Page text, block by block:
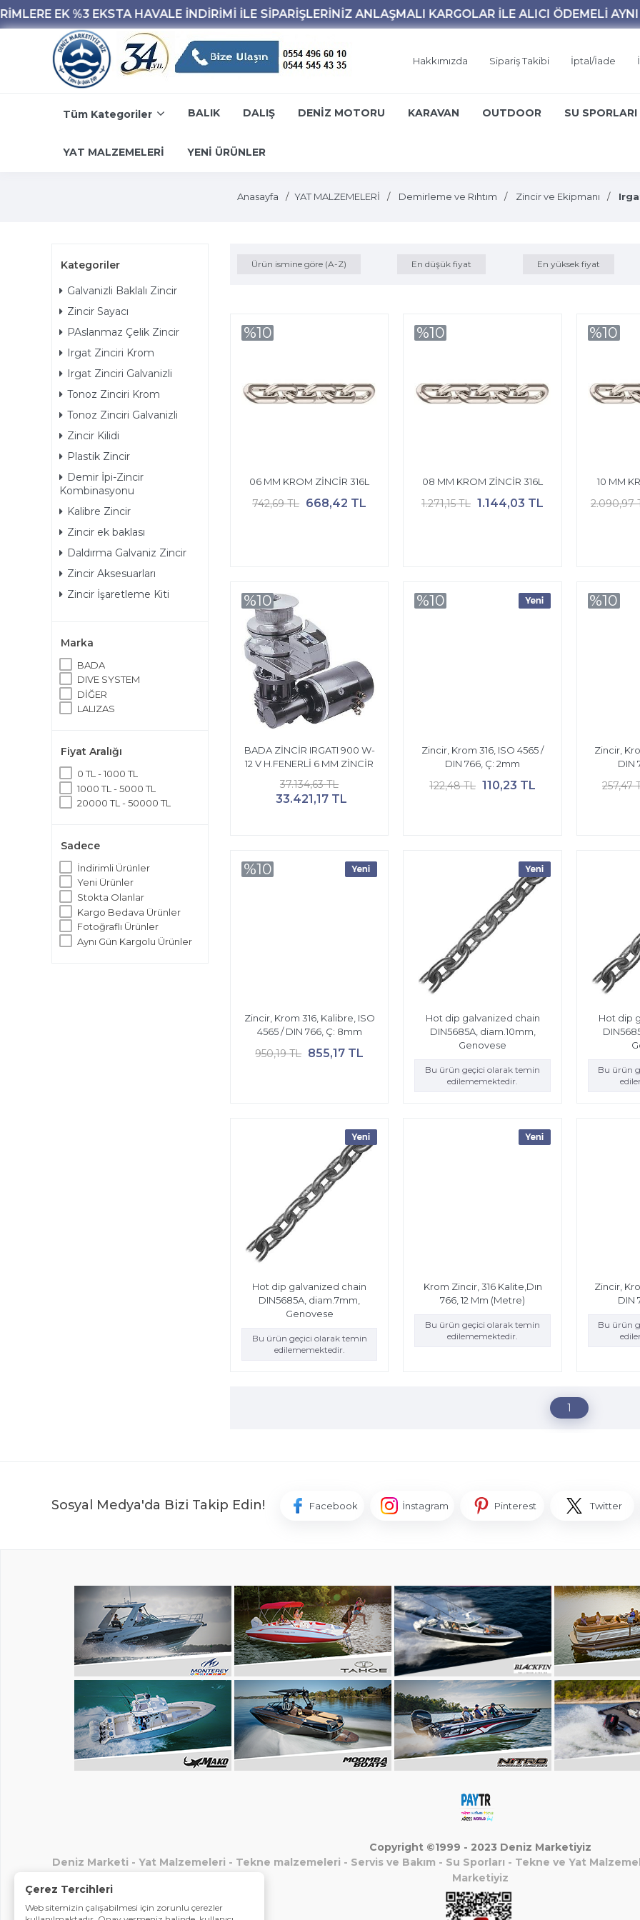
Hakkımızda Sipariş Takibi İptal/İade
Tüm Kategoriler BALIK DALIŞ DENİZ MOTORU KARAVAN OUTDOOR SU SPORLARI
YAT MALZEMELERİ YENİ ÜRÜNLER
Anasayfa YAT MALZEMELERİ Demirleme ve Rıhtım Zincir ve Ekipmanı
Kategoriler
Galvanizli Baklalı Zincir
Zincir Sayacı
PAslanmaz Çelik Zincir
Irgat Zinciri Krom
Irgat Zinciri Galvanizli
Tonoz Zinciri Krom
Tonoz Zinciri Galvanizli
Zincir Kilidi
Plastik Zincir
Demir İpi-Zincir
Kombinasyonu
Kalibre Zincir
Zincir ek baklası
Daldırma Galvaniz Zincir
Zincir Aksesuarları
Zincir İşaretleme Kiti
Marka
BADA
DIVE SYSTEM
DİĞER
LALIZAS
Fiyat Aralığı
0 TL - 1000 TL
1000 TL - 5000 TL
20000 TL - 50000 TL
Sadece
İndirimli Ürünler
Yeni Ürünler
Stokta Olanlar
Kargo Bedava Ürünler
Fotoğraflı Ürünler
Aynı Gün Kargolu Ürünler
Ürün ismine göre (A-Z) En düşük fiyat En yüksek fiyat
06 MM KROM ZİNCİR 316L
742,69 TL 668,42 TL
%10
08 MM KROM ZİNCİR 316L
1.271,15 TL 1.144,03 TL
%10
10 MM
2.090,97
%10
BADA ZİNCİR IRGATI 900 W-
12 V H.FENERLİ 6 MM ZİNCİR
37.134,63 TL
33.421,17 TL
%10
Zincir, Krom 316, ISO 4565 /
DIN 766, Ç: 2mm
122,48 TL 110,23 TL
%10
Zincir,
DIN
257,47
%10
Zincir, Krom 316, Kalibre, ISO
4565 / DIN 766, Ç: 8mm
950,19 TL 855,17 TL
%10
Hot dip galvanized chain
DIN5685A, diam.10mm,
Genovese
Bu ürün geçici olarak temin
edilememektedir.
Hot dip
Bu ürün
Hot dip galvanized chain
DIN5685A, diam.7mm,
Genovese
Bu ürün geçici olarak temin
edilememektedir.
Krom Zincir, 316 Kalite,Dın
766, 12 Mm (Metre)
Bu ürün geçici olarak temin
edilememektedir.
Zincir,
DIN
Bu ürün
1
Sosyal Medya'da Bizi Takip Edin! Facebook İnstagram Pinterest Twitter
Copyright ©1999 - 2023 Deniz Marketiyiz
Deniz Marketi - Yat Malzemeleri - Tekne malzemeleri - Servis ve Bakım - Su Sporları - Tekne ve Yat
Marketiyiz
Çerez Tercihleri
Web sitemizin çalışabilmesi için zorunlu çerezler